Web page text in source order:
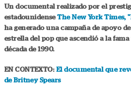
Un documental realizado por el
estadounidenseThe New York Times,
ha generado una campaña de apoyo
estrella del pop que ascendió a la
década de 1990.
EN CONTEXTO: El documental que
de Britney Spears